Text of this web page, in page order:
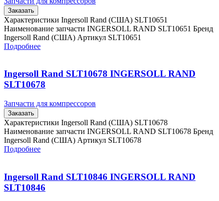
Заказать
Характеристики Ingersoll Rand (США) SLT10651
Наименование запчасти INGERSOLL RAND SLT10651 Бренд
Ingersoll Rand (США) Артикул SLT10651
Подробнее
Ingersoll Rand SLT10678 INGERSOLL RAND
SLT10678
Запчасти для компрессоров
Заказать
Характеристики Ingersoll Rand (США) SLT10678
Наименование запчасти INGERSOLL RAND SLT10678 Бренд
Ingersoll Rand (США) Артикул SLT10678
Подробнее
Ingersoll Rand SLT10846 INGERSOLL RAND
SLT10846